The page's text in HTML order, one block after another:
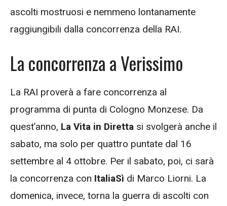
ascolti mostruosi e nemmeno lontanamente
raggiungibili dalla concorrenza della RAI.
La concorrenza a Verissimo
La RAI proverà a fare concorrenza al
programma di punta di Cologno Monzese. Da
quest’anno, La Vita in Diretta si svolgerà anche il
sabato, ma solo per quattro puntate dal 16
settembre al 4 ottobre. Per il sabato, poi, ci sarà
la concorrenza con ItaliaSì di Marco Liorni. La
domenica, invece, torna la guerra di ascolti con